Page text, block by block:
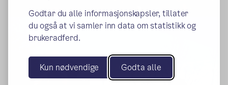
Godtar du alle informasjonskapsler, tillater
du også at vi samler inn data om statistikk og
brukeradferd.
Kun nødvendige Godta alle